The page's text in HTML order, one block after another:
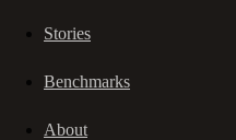
Stories
Benchmarks
About